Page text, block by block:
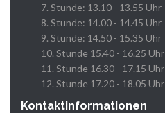
7. Stunde: 13.10 - 13.55 Uhr
8. Stunde: 14.00 - 14.45 Uhr
9. Stunde: 14.50 - 15.35 Uhr
10. Stunde 15.40 - 16.25 Uhr
11. Stunde 16.30 - 17.15 Uhr
12. Stunde 17.20 - 18.05 Uhr
Kontaktinformationen